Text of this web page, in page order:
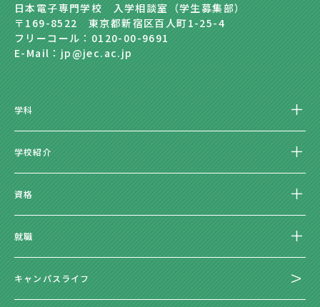
日本電子専門学校 入学相談室（学生募集部）
〒169-8522 東京都新宿区百人町1-25-4
フリーコール：0120-00-9691
E-Mail：jp@jec.ac.jp
学科
学校紹介
資格
就職
キャンパスライフ